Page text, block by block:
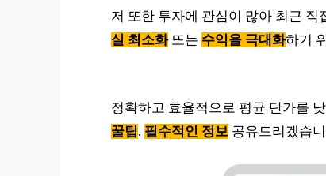
저 또한 투자에 관심이 많아 최근 직
실 최소화또는 수익을 극대화하기
정확하고 효율적으로 평균 단가를
꿀팁, 필수적인 정보 공유드리겠습